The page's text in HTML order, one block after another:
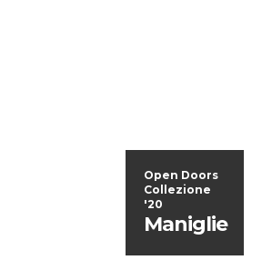
Open Doors
Collezione
'20
Maniglie